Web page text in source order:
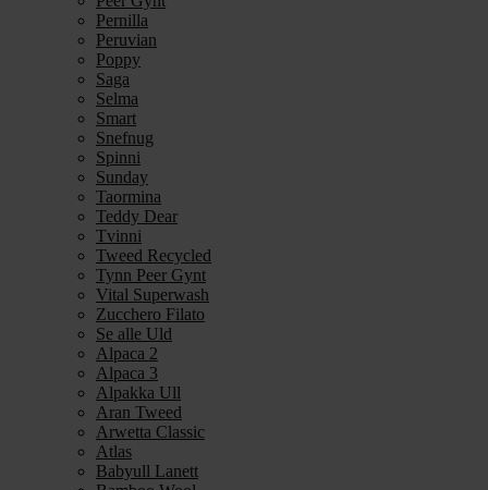
Pernilla
Peruvian
Poppy
Saga
Selma
Smart
Snefnug
Spinni
Sunday
Taormina
Teddy Dear
Tvinni
Tweed Recycled
Tynn Peer Gynt
Vital Superwash
Zucchero Filato
Se alle Uld
Alpaca 2
Alpaca 3
Alpakka Ull
Aran Tweed
Arwetta Classic
Atlas
Babyull Lanett